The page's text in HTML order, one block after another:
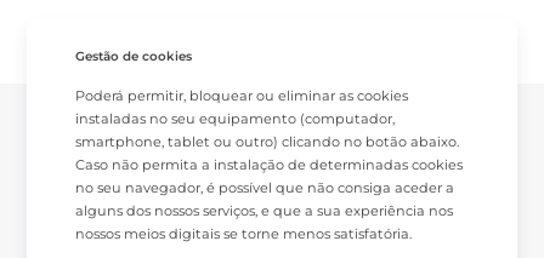
Gestão de cookies
Poderá permitir, bloquear ou eliminar as cookies
instaladas no seu equipamento (computador,
smartphone, tablet ou outro) clicando no botão abaixo.
Caso não permita a instalação de determinadas cookies
no seu navegador, é possível que não consiga aceder a
alguns dos nossos serviços, e que a sua experiência nos
nossos meios digitais se torne menos satisfatória.